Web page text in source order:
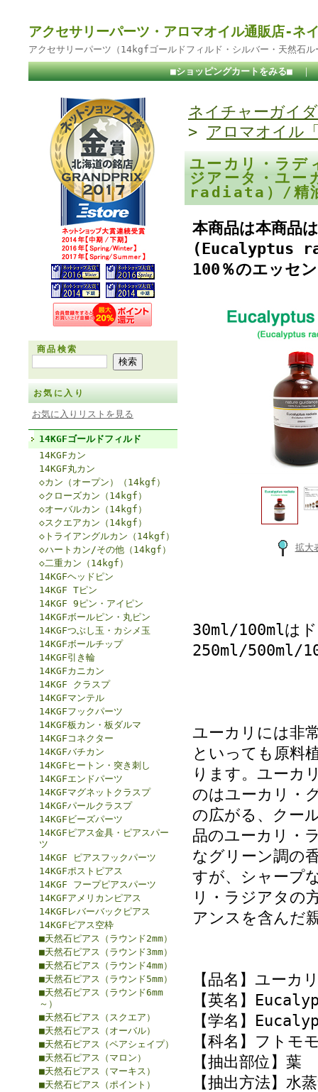
アクセサリーパーツ・アロマオイル通販店-ネ
アクセサリーパーツ（14kgfゴールドフィルド・シルバー・天然石
■ショッピングカートをみる■ ｜
商品検索
お気に入り
お気に入りリストを見る
14KGFゴールドフィルド
14KGFカン
14KGF丸カン
◇カン（オープン）（14kgf）
◇クローズカン（14kgf）
◇オーバルカン（14kgf）
◇スクエアカン（14kgf）
◇トライアングルカン（14kgf）
◇ハートカン/その他（14kgf）
◇二重カン（14kgf）
14KGFヘッドピン
14KGF Tピン
14KGF 9ピン・アイピン
14KGFボールピン・丸ピン
14KGFつぶし玉・カシメ玉
14KGFボールチップ
14KGF引き輪
14KGFカニカン
14KGF クラスプ
14KGFマンテル
14KGFフックパーツ
14KGF板カン・板ダルマ
14KGFコネクター
14KGFバチカン
14KGFヒートン・突き刺し
14KGFエンドパーツ
14KGFマグネットクラスプ
14KGFパールクラスプ
14KGFビーズパーツ
14KGFピアス金具・ピアスパー
ツ
14KGF ピアスフックパーツ
14KGFポストピアス
14KGF フープピアスパーツ
14KGFアメリカンピアス
14KGFレバーバックピアス
14KGFピアス空枠
■天然石ピアス（ラウンド2mm）
■天然石ピアス（ラウンド3mm）
■天然石ピアス（ラウンド4mm）
■天然石ピアス（ラウンド5mm）
■天然石ピアス（ラウンド6mm
～）
■天然石ピアス（スクエア）
■天然石ピアス（オーバル）
■天然石ピアス（ペアシェイプ）
■天然石ピアス（マロン）
■天然石ピアス（マーキス）
■天然石ピアス（ポイント）
ネイチャーガイ
> アロマオイル
ユーカリ・ラデ
ジアータ・ユ
radiata）/精
本商品は本商品
(Eucalyptus
100％のエッセ
拡大
30ml/100mlはド
250ml/500ml/
ユーカリには非
といっても原料
ります。ユーカ
のはユーカリ・
の広がる、クー
品のユーカリ・
なグリーン調の
すが、シャープ
リ・ラジアタの
アンスを含んだ
【品名】ユー
【英名】
【学名】
【科名】フトモ
【抽出部位】葉
【抽出方法】水